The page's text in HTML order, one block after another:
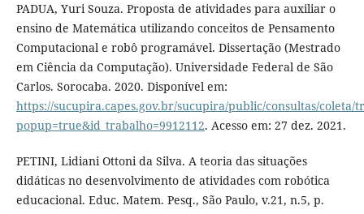
PADUA, Yuri Souza. Proposta de atividades para auxiliar o
ensino de Matemática utilizando conceitos de Pensamento
Computacional e robô programável. Dissertação (Mestrado
em Ciência da Computação). Universidade Federal de São
Carlos. Sorocaba. 2020. Disponível em:
https://sucupira.capes.gov.br/sucupira/public/consultas/coleta/
popup=true&id_trabalho=9912112. Acesso em: 27 dez. 2021.
PETINI, Lidiani Ottoni da Silva. A teoria das situações
didáticas no desenvolvimento de atividades com robótica
educacional. Educ. Matem. Pesq., São Paulo, v.21, n.5, p.